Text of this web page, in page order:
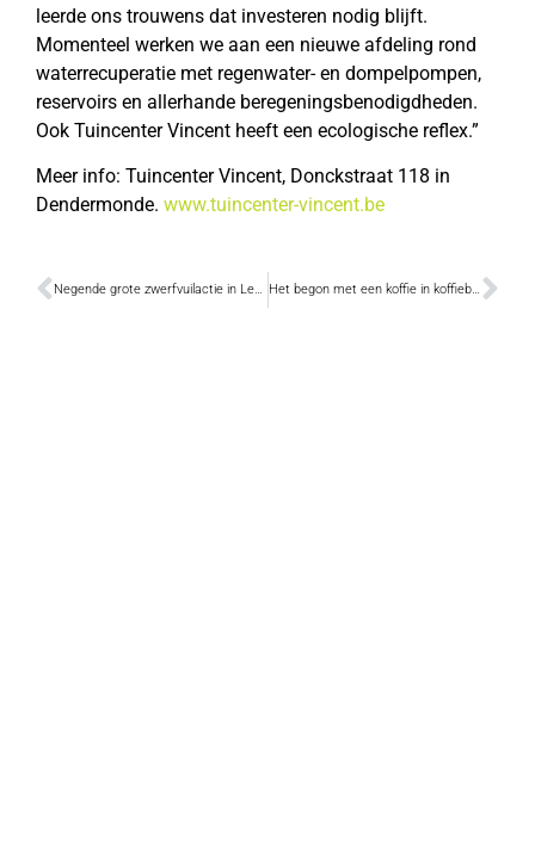
leerde ons trouwens dat investeren nodig blijft.
Momenteel werken we aan een nieuwe afdeling rond
waterrecuperatie met regenwater- en dompelpompen,
reservoirs en allerhande beregeningsbenodigdheden.
Ook Tuincenter Vincent heeft een ecologische reflex.”
Meer info: Tuincenter Vincent, Donckstraat 118 in
Dendermonde. www.tuincenter-vincent.be
Negende grote zwerfvuilactie in Lebbeke Het begon met een koffie in koffiebar KLIK